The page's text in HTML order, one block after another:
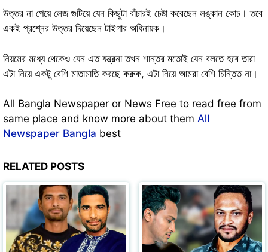
উত্তর না পেয়ে লেজ গুটিয়ে যেন কিছুটা বাঁচারই চেষ্টা করেছেন লঙ্কান কোচ। তবে
একই প্রশ্নের উত্তর দিয়েছেন টাইগার অধিনায়ক।
নিয়মের মধ্যে থেকেও যেন এত যন্ত্রনা তখন শান্তর মতোই যেন বলতে হবে তারা
এটা নিয়ে একটু বেশি মাতামাতি করছে করুক, এটা নিয়ে আমরা বেশি চিন্তিত না।
All Bangla Newspaper or News Free to read free from
same place and know more about them All
Newspaper Bangla best
RELATED POSTS